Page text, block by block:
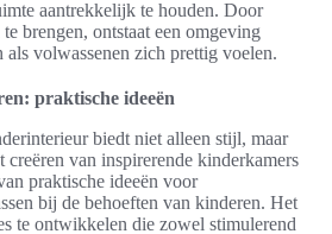
aantrekkelijk te houden. Door
brengen, ontstaat een omgeving
volwassenen zich prettig voelen.
praktische ideeën
biedt niet alleen stijl, maar
van inspirerende kinderkamers
praktische ideeën voor
bij de behoeften van kinderen. Het
te ontwikkelen die zowel stimulerend